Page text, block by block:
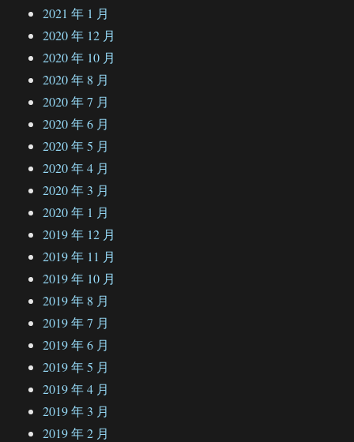
2021 年 1 月
2020 年 12 月
2020 年 10 月
2020 年 8 月
2020 年 7 月
2020 年 6 月
2020 年 5 月
2020 年 4 月
2020 年 3 月
2020 年 1 月
2019 年 12 月
2019 年 11 月
2019 年 10 月
2019 年 8 月
2019 年 7 月
2019 年 6 月
2019 年 5 月
2019 年 4 月
2019 年 3 月
2019 年 2 月